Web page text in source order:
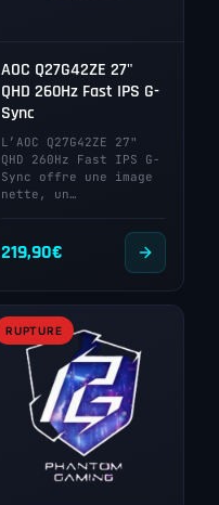
AOC Q27G42ZE 27"
QHD 260Hz Fast IPS G-
Sync
L’AOC Q27G42ZE 27"
QHD 260Hz Fast IPS G-
Sync offre une image
nette, un…
219,90€
RUPTURE